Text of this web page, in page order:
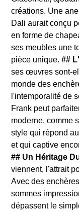
créations. Une
Dali aurait conçu
en forme de
ses meubles une
pièce unique.##
ses œuvres sont-
monde des
l'intemporalité de
Frank peut
moderne, comme
style qui répond
et qui captive
## Un Héritage
viennent, l'attrait
Avec des
sommes
dépassent le